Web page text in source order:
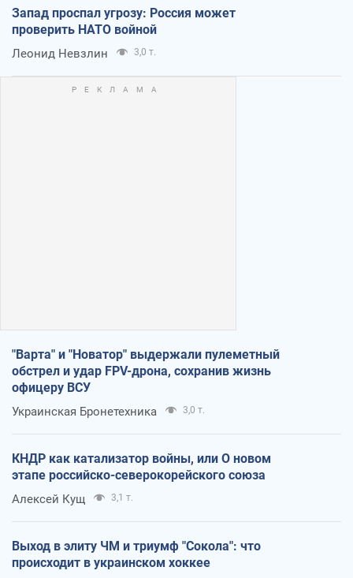
Запад проспал угрозу: Россия может
проверить НАТО войной
Леонид Невзлин 3,0 т.
"Варта" и "Новатор" выдержали пулеметный
обстрел и удар FPV-дрона, сохранив жизнь
офицеру ВСУ
Украинская Бронетехника 3,0 т.
КНДР как катализатор войны, или О новом
этапе российско-северокорейского союза
Алексей Кущ 3,1 т.
Выход в элиту ЧМ и триумф "Сокола": что
происходит в украинском хоккее